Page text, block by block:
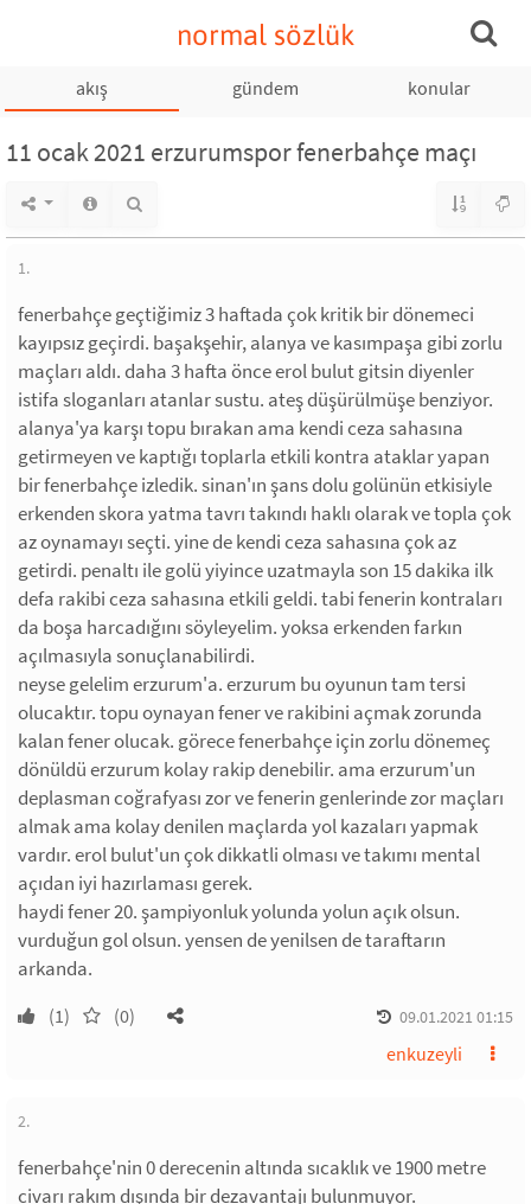
normal sözlük
akış gündem konular
11 ocak 2021 erzurumspor fenerbahçe maçı
1.
fenerbahçe geçtiğimiz 3 haftada çok kritik bir dönemeci
kayıpsız geçirdi. başakşehir, alanya ve kasımpaşa gibi zorlu
maçları aldı. daha 3 hafta önce erol bulut gitsin diyenler
istifa sloganları atanlar sustu. ateş düşürülmüşe benziyor.
alanya'ya karşı topu bırakan ama kendi ceza sahasına
getirmeyen ve kaptığı toplarla etkili kontra ataklar yapan
bir fenerbahçe izledik. sinan'ın şans dolu golünün etkisiyle
erkenden skora yatma tavrı takındı haklı olarak ve topla çok
az oynamayı seçti. yine de kendi ceza sahasına çok az
getirdi. penaltı ile golü yiyince uzatmayla son 15 dakika ilk
defa rakibi ceza sahasına etkili geldi. tabi fenerin kontraları
da boşa harcadığını söyleyelim. yoksa erkenden farkın
açılmasıyla sonuçlanabilirdi.
neyse gelelim erzurum'a. erzurum bu oyunun tam tersi
olucaktır. topu oynayan fener ve rakibini açmak zorunda
kalan fener olucak. görece fenerbahçe için zorlu dönemeç
dönüldü erzurum kolay rakip denebilir. ama erzurum'un
deplasman coğrafyası zor ve fenerin genlerinde zor maçları
almak ama kolay denilen maçlarda yol kazaları yapmak
vardır. erol bulut'un çok dikkatli olması ve takımı mental
açıdan iyi hazırlaması gerek.
haydi fener 20. şampiyonluk yolunda yolun açık olsun.
vurduğun gol olsun. yensen de yenilsen de taraftarın
arkanda.
(1) (0) 09.01.2021 01:15
enkuzeyli
2.
fenerbahçe'nin 0 derecenin altında sıcaklık ve 1900 metre
civarı rakım dışında bir dezavantajı bulunmuyor.